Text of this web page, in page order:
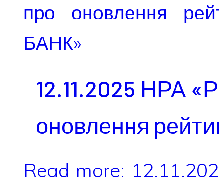
про оновлення
БАНК»
12.11.2025 НРА
оновлення
Read more: